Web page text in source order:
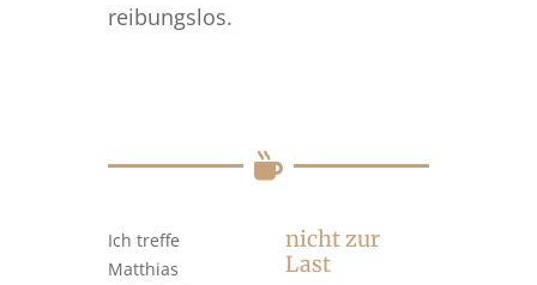
reibungslos.
Ich treffe
Matthias
nicht zur
Last